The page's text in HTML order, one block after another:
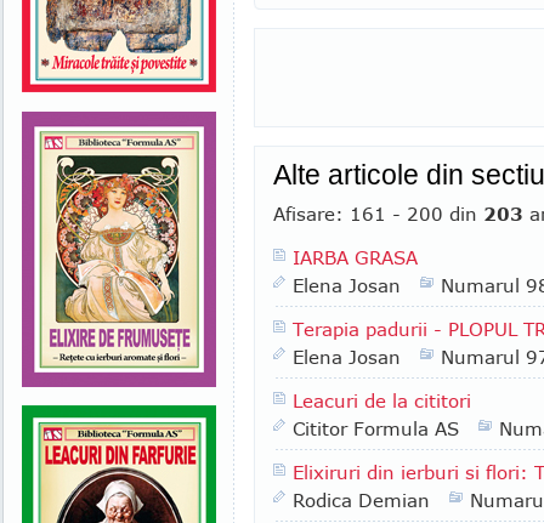
Alte articole din
Afisare: 161 - 200 din 203
IARBA GRASA
Elena Josan
Numarul
Terapia padurii - PLOPUL
Elena Josan
Numarul
Leacuri de la cititori
Cititor Formula AS
Elixiruri din ierburi si flori:
Rodica Demian